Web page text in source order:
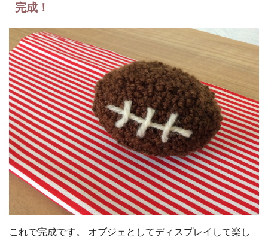
完成！
これで完成です。 オブジェとしてディスプレイして楽し